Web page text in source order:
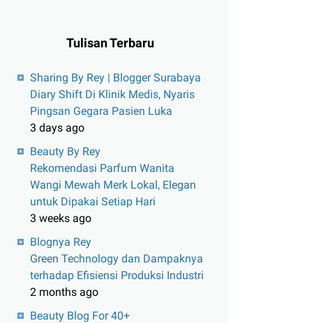
Tulisan Terbaru
Sharing By Rey | Blogger Surabaya
Diary Shift Di Klinik Medis, Nyaris
Pingsan Gegara Pasien Luka
3 days ago
Beauty By Rey
Rekomendasi Parfum Wanita
Wangi Mewah Merk Lokal, Elegan
untuk Dipakai Setiap Hari
3 weeks ago
Blognya Rey
Green Technology dan Dampaknya
terhadap Efisiensi Produksi Industri
2 months ago
Beauty Blog For 40+